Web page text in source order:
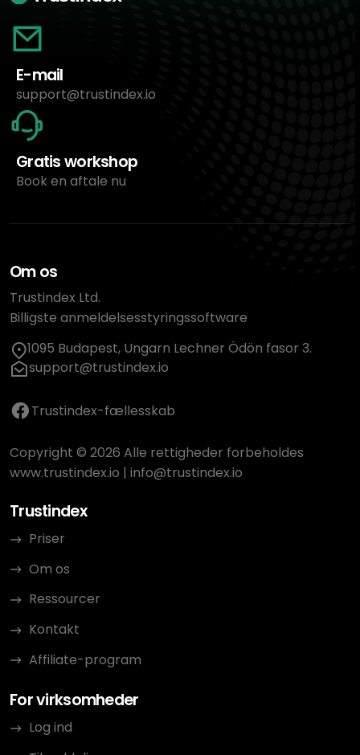
E-mail
support@trustindex.io
Gratis workshop
Book en aftale nu
Om os
Trustindex Ltd.
Billigste anmeldelsesstyringssoftware
1095 Budapest, Ungarn Lechner Ödön fasor 3.
support@trustindex.io
Trustindex-fællesskab
Copyright © 2026 Alle rettigheder forbeholdes
www.trustindex.io | info@trustindex.io
Trustindex
Priser
Om os
Ressourcer
Kontakt
Affiliate-program
For virksomheder
Log ind